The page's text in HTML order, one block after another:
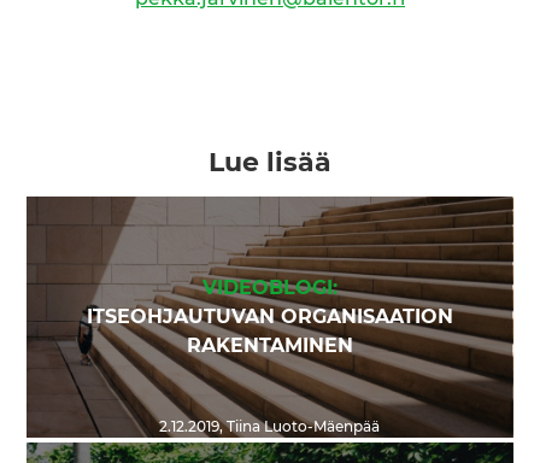
Lue lisää
VIDEOBLOGI:
ITSEOHJAUTUVAN ORGANISAATION
RAKENTAMINEN
2.12.2019,Tiina Luoto-Mäenpää